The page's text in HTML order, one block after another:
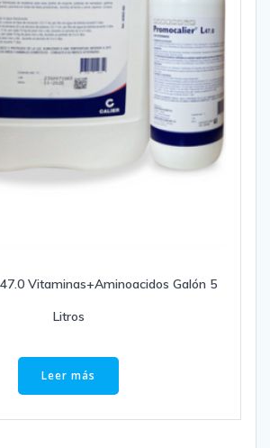
Vitaminas+Aminoacidos Galón 5
Litros
Leer más